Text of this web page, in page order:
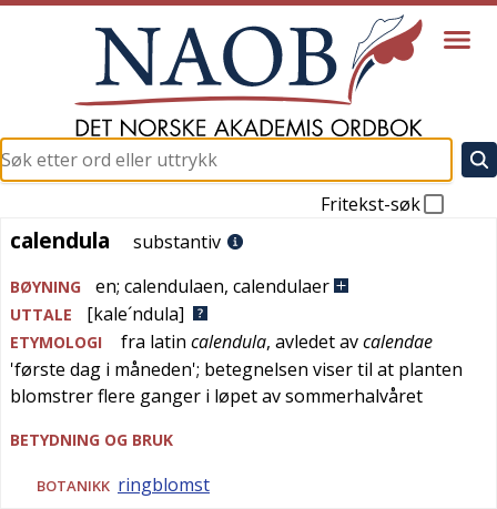
Fritekst-søk
calendula
calendula substantiv
BØYNING en; calendulaen, calendulaer
UTTALE [kale´ndula]
ETYMOLOGI fra latin calendula, avledet avcalendae
'første dag i måneden'; betegnelsen viser til at planten
blomstrer flere ganger i løpet av sommerhalvåret
BETYDNING OG BRUK
BOTANIKK ringblomst